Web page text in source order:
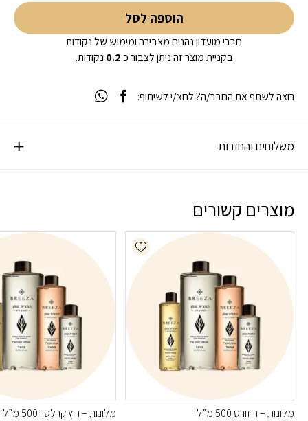
הוספה לסל
חברי מועדון נהנים מצבירה ומימוש של נקודות
בקניית מוצר זה ניתן לצבור כ 0.2 נקודות.
משלוחים והחזרות
רוצה לשתף את החבר/ה? לחצ/י לשיתוף:
מוצרים קשורים
Add wishlist
מלונות – ריזורט 500 מ”ל
מלונות – ריץ קרלטון 500 מ”ל